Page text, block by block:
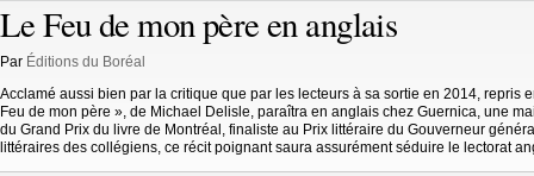
Le Feu de mon père en anglais
Par Éditions du Boréal
Acclamé aussi bien par la critique que par les lecteurs à sa sortie en 2014, repris
Feu de mon père », de Michael Delisle, paraîtra en anglais chez Guernica, une
du Grand Prix du livre de Montréal, finaliste au Prix littéraire du Gouverneur
littéraires des collégiens, ce récit poignant saura assurément séduire le lectorat